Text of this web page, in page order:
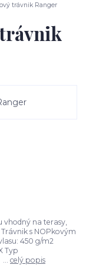
trávnik Ranger
vhodný na terasy,
s NOPkovým
450 g/m2
Typ
celý popis